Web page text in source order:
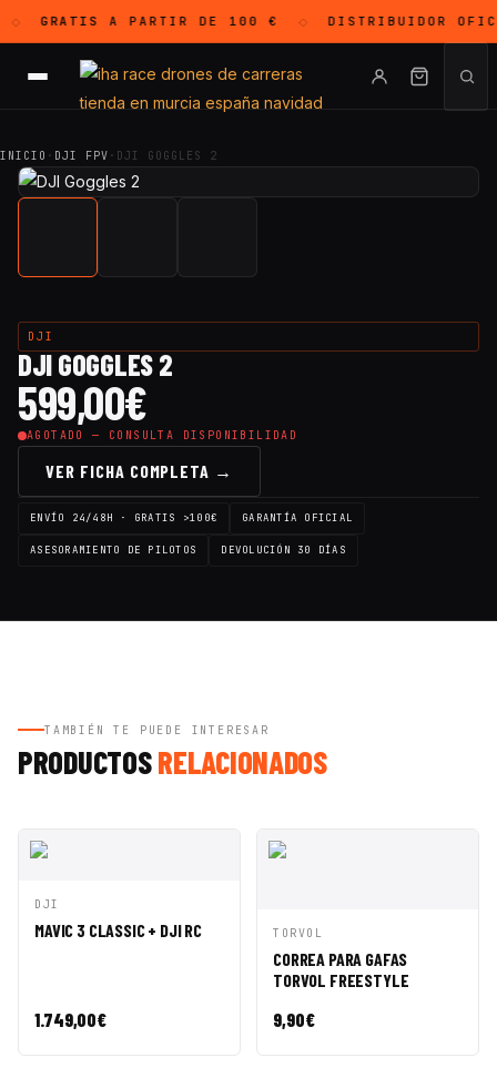
◇ GRATISA PARTIR DE 100 € ◇ DISTRIBUIDOR
INICIO · DJI FPV · DJI GOGGLES 2
DJI
DJI GOGGLES 2
599,00€
AGOTADO — CONSULTA DISPONIBILIDAD
VER FICHA COMPLETA →
ENVÍO 24/48H · GRATIS >100€ GARANTÍA OFICIAL
ASESORAMIENTO DE PILOTOS DEVOLUCIÓN 30 DÍAS
TAMBIÉN TE PUEDE INTERESAR
PRODUCTOSRELACIONADOS
VISTA
RÁPIDA
CESTA
DJI
MAVIC 3 CLASSIC + DJI RC
1.749,00€
VISTA
RÁPIDA
CESTA
TORVOL
CORREA PARA GAFAS
TORVOL FREESTYLE
9,90€